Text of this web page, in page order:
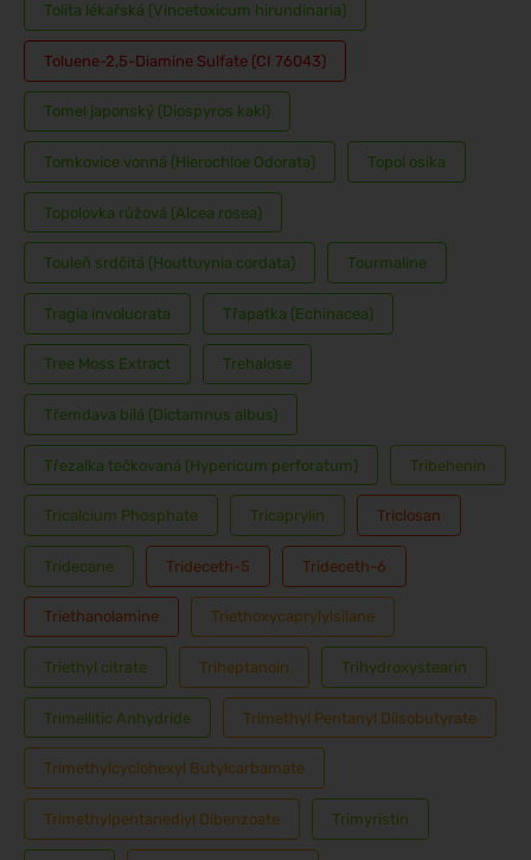
Tolita lékařská (Vincetoxicum hirundinaria)
Toluene-2,5-Diamine Sulfate (CI 76043)
Tomel japonský (Diospyros kaki)
Tomkovice vonná (Hierochloe Odorata) Topol osika
Topolovka růžová (Alcea rosea)
Touleň srdčitá (Houttuynia cordata) Tourmaline
Tragia involucrata Třapatka (Echinacea)
Tree Moss Extract Trehalose
Třemdava bílá (Dictamnus albus)
Třezalka tečkovaná (Hypericum perforatum) Tribehenin
Tricalcium Phosphate Tricaprylin Triclosan
Tridecane Trideceth-5 Trideceth-6
Triethanolamine Triethoxycaprylylsilane
Triethyl citrate Triheptanoin Trihydroxystearin
Trimellitic Anhydride Trimethyl Pentanyl Diisobutyrate
Trimethylcyclohexyl Butylcarbamate
Trimethylpentanediyl Dibenzoate Trimyristin